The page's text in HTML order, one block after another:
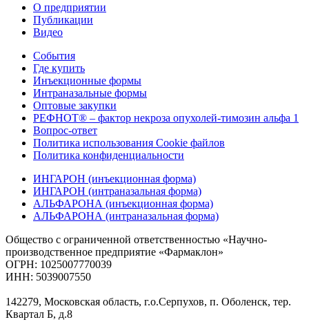
О предприятии
Публикации
Видео
События
Где купить
Инъекционные формы
Интраназальные формы
Оптовые закупки
РЕФНОТ® – фактор некроза опухолей-тимозин альфа 1
Вопрос-ответ
Политика использования Cookie файлов
Политика конфиденциальности
ИНГАРОН (инъекционная форма)
ИНГАРОН (интраназальная форма)
АЛЬФАРОНА (инъекционная форма)
АЛЬФАРОНА (интраназальная форма)
Общество с ограниченной ответственностью «Научно-
производственное предприятие «Фармаклон»
ОГРН: 1025007770039
ИНН: 5039007550
142279, Московская область, г.о.Серпухов, п. Оболенск, тер.
Квартал Б, д.8